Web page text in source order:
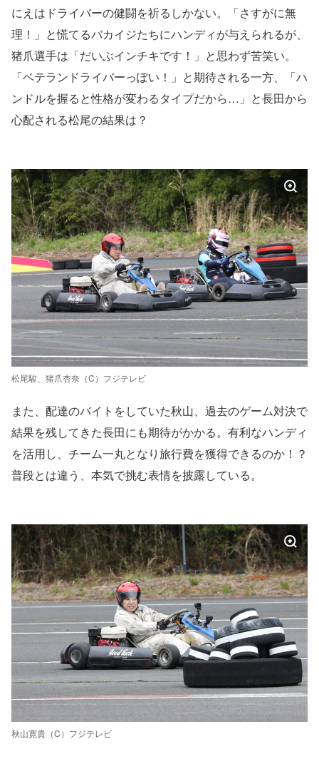
にえはドライバーの健闘を祈るしかない。「さすがに無
理！」と慌てるバカイジたちにハンディが与えられるが、
猪爪選手は「だいぶインチキです！」と思わず苦笑い。
「ベテランドライバーっぽい！」と期待される一方、「ハ
ンドルを握ると性格が変わるタイプだから…」と長田から
心配される松尾の結果は？
松尾駿、猪爪杏奈（C）フジテレビ
また、配達のバイトをしていた秋山、過去のゲーム対決で
結果を残してきた長田にも期待がかかる。有利なハンディ
を活用し、チーム一丸となり旅行費を獲得できるのか！？
普段とは違う、本気で挑む表情を披露している。
秋山寛貴（C）フジテレビ